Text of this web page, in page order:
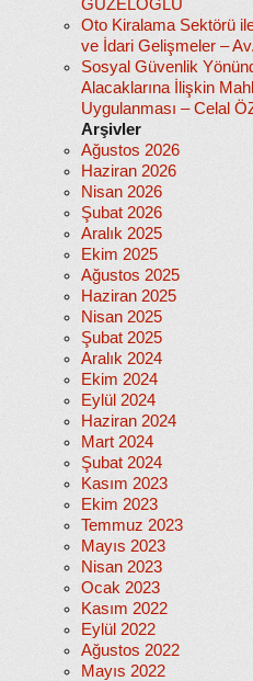
GÜZELOĞLU
Oto Kiralama Sektörü
ve İdari Gelişmeler –
Sosyal Güvenlik
Alacaklarına İlişkin
Uygulanması – Celal
Arşivler
Ağustos 2026
Haziran 2026
Nisan 2026
Şubat 2026
Aralık 2025
Ekim 2025
Ağustos 2025
Haziran 2025
Nisan 2025
Şubat 2025
Aralık 2024
Ekim 2024
Eylül 2024
Haziran 2024
Mart 2024
Şubat 2024
Kasım 2023
Ekim 2023
Temmuz 2023
Mayıs 2023
Nisan 2023
Ocak 2023
Kasım 2022
Eylül 2022
Ağustos 2022
Mayıs 2022